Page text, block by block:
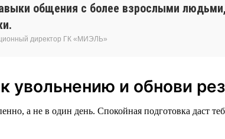
общения с более взрослыми
директор ГК «МИЭЛЬ»
увольнению и обнови
а не в один день. Спокойная подготовка даст